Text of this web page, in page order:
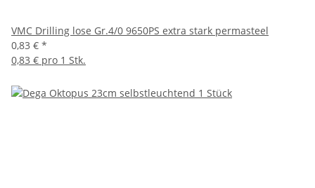
VMC Drilling lose Gr.4/0 9650PS extra stark permasteel
0,83 € *
0,83 € pro 1 Stk.